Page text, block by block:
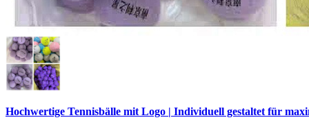
Hochwertige Tennisbälle mit Logo | Individuell gestaltet für